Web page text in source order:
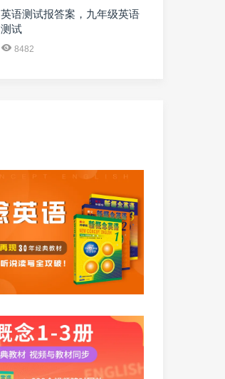
英语测试报答案，九年级英语
测试
8482